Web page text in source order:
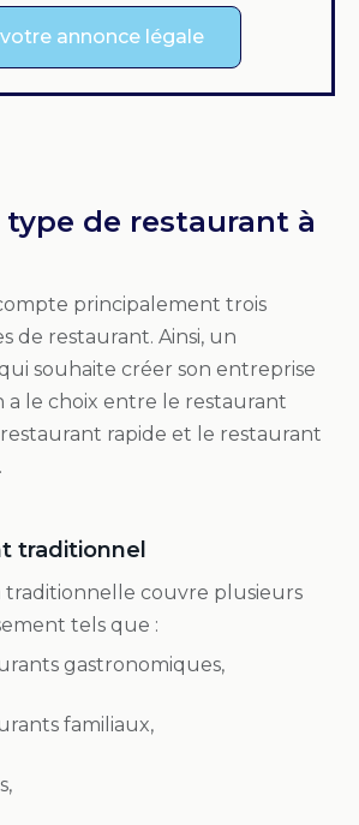
annonce légale
type de restaurant à
principalement trois
de restaurant. Ainsi, un
souhaite créer son entreprise
a le choix entre le restaurant
rapide et le restaurant
traditionnel
traditionnelle couvre plusieurs
tels que :
gastronomiques,
familiaux,